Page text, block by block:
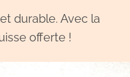
durable. Avec la
offerte !